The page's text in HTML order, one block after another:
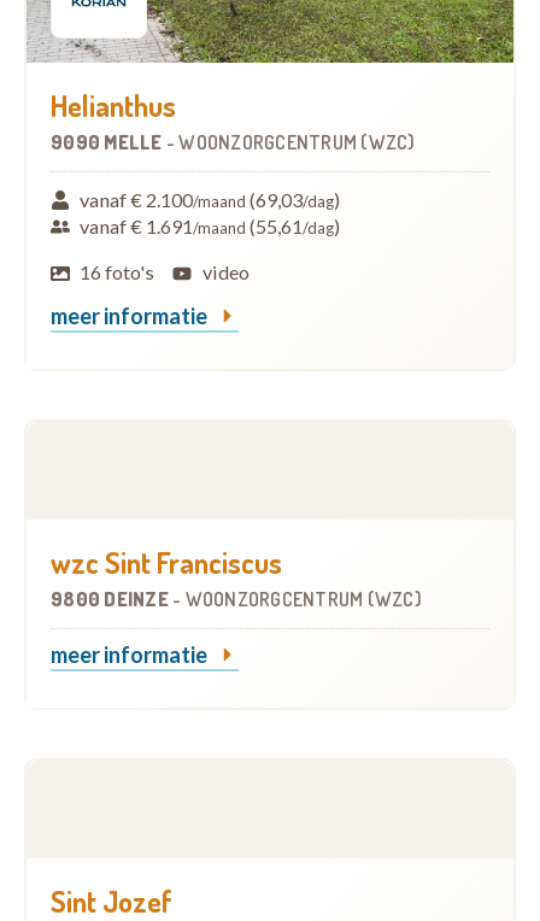
Helianthus
9090 MELLE -WOONZORGCENTRUM (WZC)
vanaf € 2.100/maand (69,03/dag)
vanaf € 1.691/maand (55,61/dag)
16 foto's
video
meer informatie
wzc Sint Franciscus
9800 DEINZE - WOONZORGCENTRUM (WZC)
meer informatie
Sint Jozef